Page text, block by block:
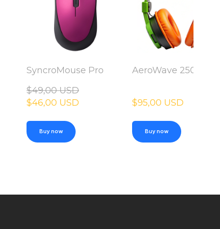
SyncroMouse Pro
$49,00 USD
$46,00 USD
Buy now
AeroWave 250
$95,00 USD
Buy now